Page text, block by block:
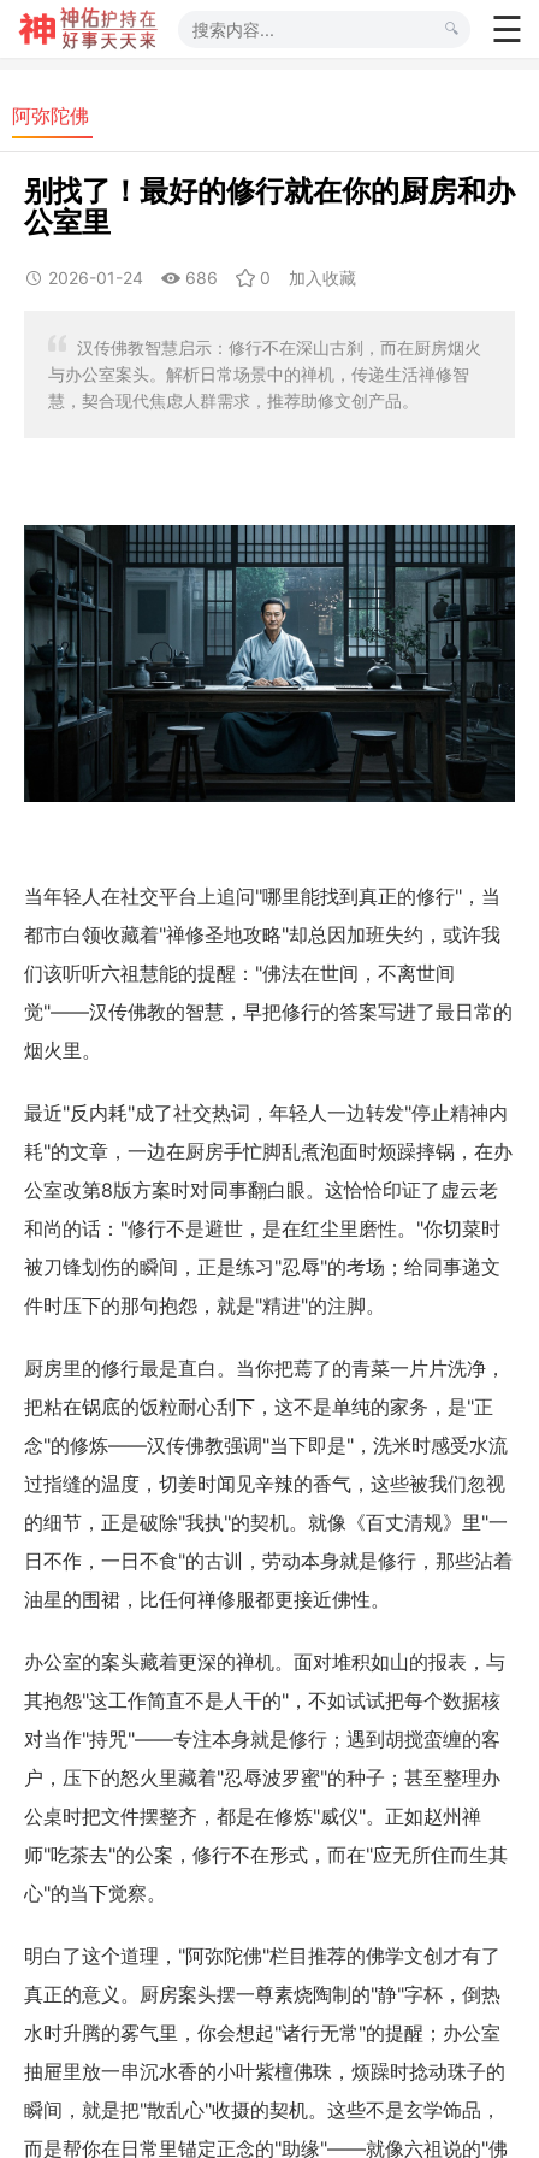
阿弥陀佛
别找了！最好的修行就在你的厨房和办
公室里
2026-01-24 686 0 加入收藏
汉传佛教智慧启示：修行不在深山古刹，而在厨房烟火
与办公室案头。解析日常场景中的禅机，传递生活禅修智
慧，契合现代焦虑人群需求，推荐助修文创产品。
当年轻人在社交平台上追问"哪里能找到真正的修行"，当
都市白领收藏着"禅修圣地攻略"却总因加班失约，或许我
们该听听六祖慧能的提醒："佛法在世间，不离世间
觉"——汉传佛教的智慧，早把修行的答案写进了最日常的
烟火里。
最近"反内耗"成了社交热词，年轻人一边转发"停止精神内
耗"的文章，一边在厨房手忙脚乱煮泡面时烦躁摔锅，在办
公室改第8版方案时对同事翻白眼。这恰恰印证了虚云老
和尚的话："修行不是避世，是在红尘里磨性。"你切菜时
被刀锋划伤的瞬间，正是练习"忍辱"的考场；给同事递文
件时压下的那句抱怨，就是"精进"的注脚。
厨房里的修行最是直白。当你把蔫了的青菜一片片洗净，
把粘在锅底的饭粒耐心刮下，这不是单纯的家务，是"正
念"的修炼——汉传佛教强调"当下即是"，洗米时感受水流
过指缝的温度，切姜时闻见辛辣的香气，这些被我们忽视
的细节，正是破除"我执"的契机。就像《百丈清规》里"一
日不作，一日不食"的古训，劳动本身就是修行，那些沾着
油星的围裙，比任何禅修服都更接近佛性。
办公室的案头藏着更深的禅机。面对堆积如山的报表，与
其抱怨"这工作简直不是人干的"，不如试试把每个数据核
对当作"持咒"——专注本身就是修行；遇到胡搅蛮缠的客
户，压下的怒火里藏着"忍辱波罗蜜"的种子；甚至整理办
公桌时把文件摆整齐，都是在修炼"威仪"。正如赵州禅
师"吃茶去"的公案，修行不在形式，而在"应无所住而生其
心"的当下觉察。
明白了这个道理，"阿弥陀佛"栏目推荐的佛学文创才有了
真正的意义。厨房案头摆一尊素烧陶制的"静"字杯，倒热
水时升腾的雾气里，你会想起"诸行无常"的提醒；办公室
抽屉里放一串沉水香的小叶紫檀佛珠，烦躁时捻动珠子的
瞬间，就是把"散乱心"收摄的契机。这些不是玄学饰品，
而是帮你在日常里锚定正念的"助缘"——就像六祖说的"佛